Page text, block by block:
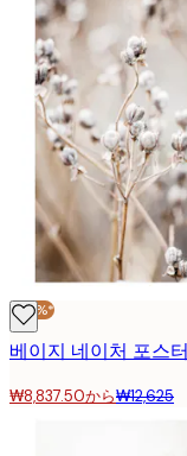
-30%*
베이지 네이처 포스터
₩8,837.50から₩12,625